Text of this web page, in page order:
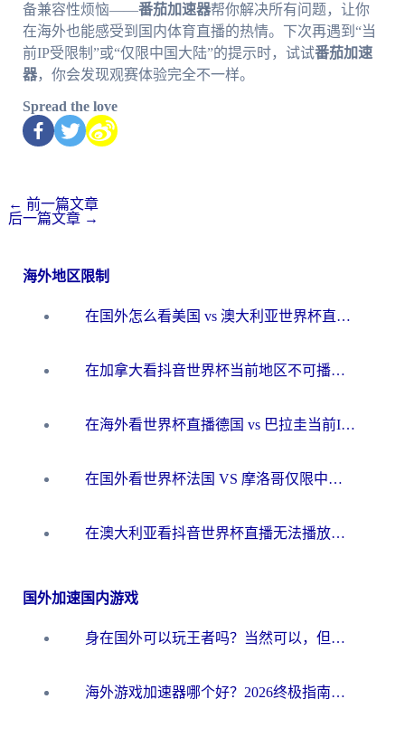
备兼容性烦恼——番茄加速器帮你解决所有问题，让你
在海外也能感受到国内体育直播的热情。下次再遇到“当
前IP受限制”或“仅限中国大陆”的提示时，试试番茄加速
器，你会发现观赛体验完全不一样。
Spread the love
← 前一篇文章
后一篇文章 →
海外地区限制
在国外怎么看美国 vs 澳大利亚世界杯直播？海外党必藏的中文解说观赛指南
在加拿大看抖音世界杯当前地区不可播放？海外党体育观赛终极指南
在海外看世界杯直播德国 vs 巴拉圭当前IP受限制？这篇指南帮你轻松解决地区限制
在国外看世界杯法国 VS 摩洛哥仅限中国大陆？别让地域限制拦下你的欢呼
在澳大利亚看抖音世界杯直播无法播放？海外党体育观赛终极指南来了！
国外加速国内游戏
身在国外可以玩王者吗？当然可以，但你需要这份“加速”指南
海外游戏加速器哪个好？2026终极指南帮你畅玩国服+解决卡顿难题